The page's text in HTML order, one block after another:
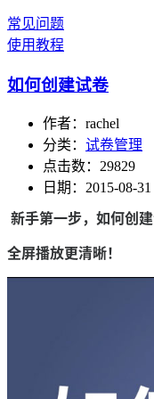
常见问题
使用教程
如何创建试卷
作者：rachel
分类： 试卷管理
点击数：29829
日期：2015-08-
新手第一步，如何创
全屏播放更清晰！